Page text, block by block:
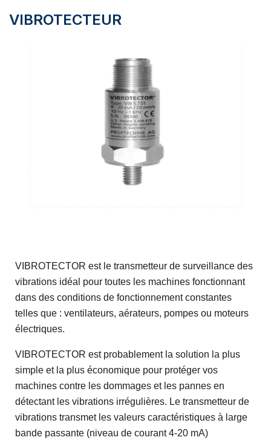
VIBROTECTEUR
VIBROTECTOR est le transmetteur de surveillance des
vibrations idéal pour toutes les machines fonctionnant
dans des conditions de fonctionnement constantes
telles que : ventilateurs, aérateurs, pompes ou moteurs
électriques.
VIBROTECTOR est probablement la solution la plus
simple et la plus économique pour protéger vos
machines contre les dommages et les pannes en
détectant les vibrations irrégulières. Le transmetteur de
vibrations transmet les valeurs caractéristiques à large
bande passante (niveau de courant 4-20 mA)